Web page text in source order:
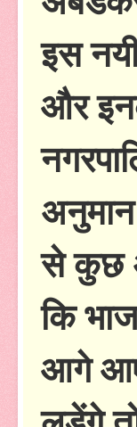
इस
और
से कुछ
कि
आगे